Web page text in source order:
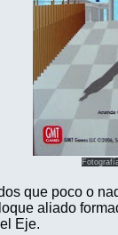
que poco o
aliado
Eje.